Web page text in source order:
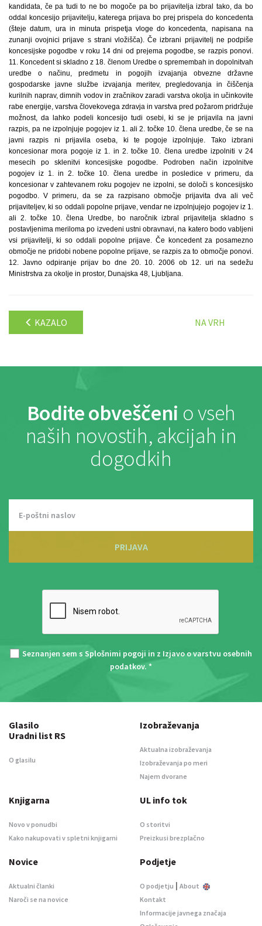
kandidata, če pa tudi to ne bo mogoče pa bo prijavitelja izbral tako, da bo
oddal koncesijo prijavitelju, katerega prijava bo prej prispela do koncedenta
(šteje datum, ura in minuta prispetja vloge do koncedenta, napisana na
zunanji ovojnici prijave s strani vložišča). Če izbrani prijavitelj ne podpiše
koncesijske pogodbe v roku 14 dni od prejema pogodbe, se razpis ponovi.
11. Koncedent si skladno z 18. členom Uredbe o spremembah in dopolnitvah
uredbe o načinu, predmetu in pogojih izvajanja obvezne državne
gospodarske javne službe izvajanja meritev, pregledovanja in čiščenja
kurilnih naprav, dimnih vodov in zračnikov zaradi varstva okolja in učinkovite
rabe energije, varstva človekovega zdravja in varstva pred požarom pridržuje
možnost, da lahko podeli koncesijo tudi osebi, ki se je prijavila na javni
razpis, pa ne izpolnjuje pogojev iz 1. ali 2. točke 10. člena uredbe, če se na
javni razpis ni prijavila oseba, ki te pogoje izpolnjuje. Tako izbrani
koncesionar mora pogoje iz 1. in 2. točke 10. člena uredbe izpolniti v 24
mesecih po sklenitvi koncesijske pogodbe. Podroben način izpolnitve
pogojev iz 1. in 2. točke 10. člena uredbe in posledice v primeru, da
koncesionar v zahtevanem roku pogojev ne izpolni, se določi s koncesijsko
pogodbo. V primeru, da se za razpisano območje prijavita dva ali več
prijaviteljev, ki so oddali popolne prijave, vendar ne izpolnjujejo pogojev iz 1.
ali 2. točke 10. člena Uredbe, bo naročnik izbral prijavitelja skladno s
postavljenima meriloma po izvedeni ustni obravnavi, na katero bodo vabljeni
vsi prijavitelji, ki so oddali popolne prijave. Če koncedent za posamezno
območje ne pridobi nobene popolne prijave, se razpis za to območje ponovi.
12. Javno odpiranje prijav bo dne 20. 10. 2006 ob 12. uri na sedežu
Ministrstva za okolje in prostor, Dunajska 48, Ljubljana.
KAZALO NA VRH
Bodite obveščeni o vseh
naših novostih, akcijah in
dogodkih
PRIJAVA
Seznanjen sem s Splošnimi pogoji in z Izjavo o varstvu osebnih
podatkov. *
Glasilo
Uradni list RS
O glasilu
Izobraževanja
Aktualna izobraževanja
Izobraževanja po meri
Najem dvorane
Knjigarna
Novo v ponudbi
Kako nakupovati v spletni knjigarni
UL info tok
O storitvi
Preizkusi brezplačno
Novice
Aktualni članki
Naroči se na novice
Podjetje
O podjetju | About
Kontakt
Informacije javnega značaja